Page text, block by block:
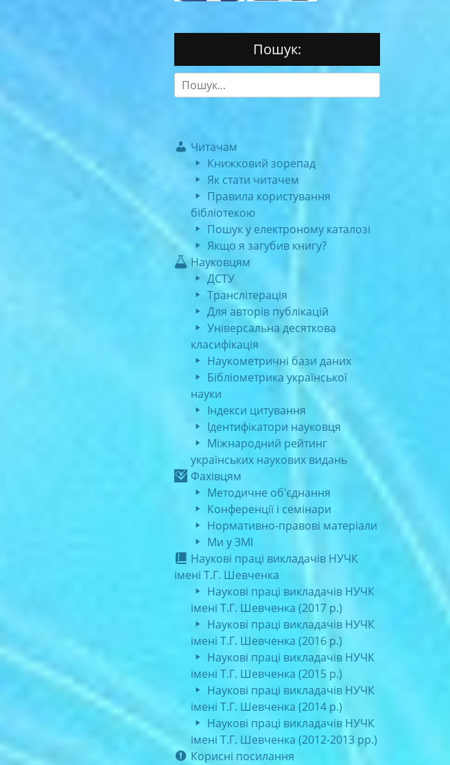
Пошук:
Search
for:
Читачам
Книжковий зорепад
Як стати читачем
Правила користування
бібліотекою
Пошук у електроному каталозі
Якщо я загубив книгу?
Науковцям
ДСТУ
Транслітерація
Для авторів публікацій
Універсальна десяткова
класифікація
Наукометричні бази даних
Бібліометрика української
науки
Індекси цитування
Ідентифікатори науковця
Міжнародний рейтинг
українських наукових видань
Фахівцям
Методичне об’єднання
Конференції і семінари
Нормативно-правові матеріали
Ми у ЗМІ
Наукові праці викладачів НУЧК
імені Т.Г. Шевченка
Наукові праці викладачів НУЧК
імені Т.Г. Шевченка (2017 р.)
Наукові праці викладачів НУЧК
імені Т.Г. Шевченка (2016 р.)
Наукові праці викладачів НУЧК
імені Т.Г. Шевченка (2015 р.)
Наукові праці викладачів НУЧК
імені Т.Г. Шевченка (2014 р.)
Наукові праці викладачів НУЧК
імені Т.Г. Шевченка (2012-2013 рр.)
Корисні посилання